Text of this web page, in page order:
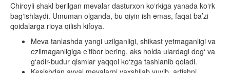
Chiroyli shakl berilgan mevalar dasturxon ko‘rkiga yanada ko‘rk
bag‘ishlaydi. Umuman olganda, bu qiyin ish emas, faqat ba’zi
qoidalarga rioya qilish kifoya.
Meva tanlashda yangi uzilganligi, shikast yetmaganligi va
ezilmaganligiga e’tibor bering, aks holda ulardagi dog‘ va
g‘adir-budur qismlar yaqqol ko‘zga tashlanib qoladi.